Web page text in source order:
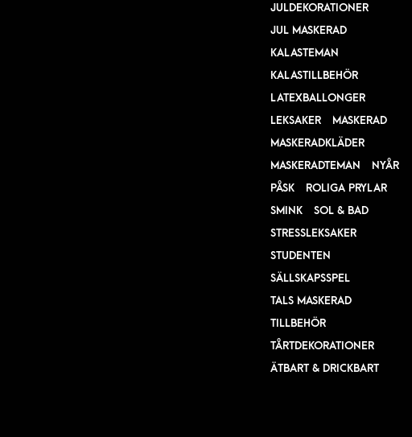
JULDEKORATIONER
JUL MASKERAD
KALASTEMAN
KALASTILLBEHÖR
LATEXBALLONGER
LEKSAKER
MASKERAD
MASKERADKLÄDER
MASKERADTEMAN
NYÅR
PÅSK
ROLIGA PRYLAR
SMINK
SOL & BAD
STRESSLEKSAKER
STUDENTEN
SÄLLSKAPSSPEL
TALS MASKERAD
TILLBEHÖR
TÅRTDEKORATIONER
ÄTBART & DRICKBART